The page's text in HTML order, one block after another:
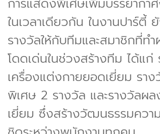
ในเวลาเดียวกัน ในงานปาร์ตี้
รางวัลให้กับทีมและสมาชิกที่ท
โดดเด่นในช่วงสร้างทีม ได้แก่
เครื่องแต่งกายยอดเยี่ยม รา
พิเศษ 2 รางวัล และรางวัลผ
เยี่ยม ซึ่งสร้างวัฒนธรรมควา